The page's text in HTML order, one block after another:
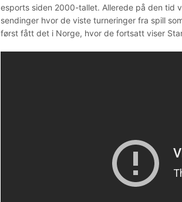
esports siden 2000-tallet. Allerede på den tid
sendinger hvor de viste turneringer fra spill
først fått det i Norge, hvor de fortsatt viser